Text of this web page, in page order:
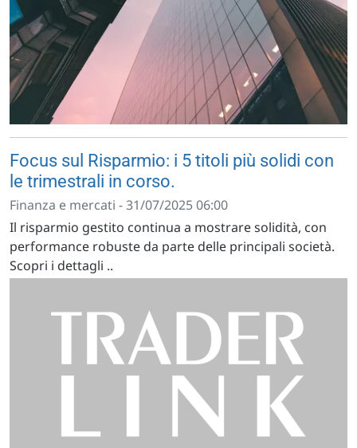
Focus sul Risparmio: i 5 titoli più solidi con
le trimestrali in corso.
Finanza e mercati - 31/07/2025 06:00
Il risparmio gestito continua a mostrare solidità, con
performance robuste da parte delle principali società.
Scopri i dettagli ..